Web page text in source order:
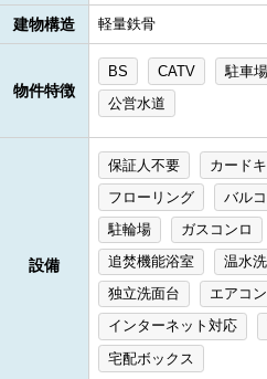
建物構造 軽量鉄骨
物件特徴
BS CATV 駐車
公営水道
設備
保証人不要 カード
フローリング
バル
駐輪場
ガスコンロ
追焚機能浴室
温水
独立洗面台
エアコン
インターネット対応
宅配ボックス